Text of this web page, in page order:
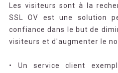
Les visiteurs sont à la
SSL OV est une solution
confiance dans le but de
visiteurs et d'augmenter le
• Un service client